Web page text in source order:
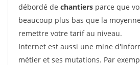
débordé de chantiers parce que
beaucoup plus bas que la
remettre votre tarif au niveau.
Internet est aussi une mine
métier et ses mutations. Par